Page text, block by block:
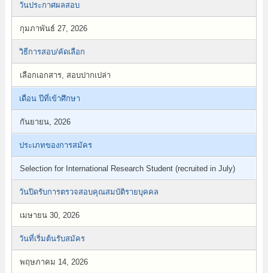
วันประกาศผลสอบ
กุมภาพันธ์ 27, 2026
วิธีการสอบ/คัดเลือก
เลือกเอกสาร, สอบปากเปล่า
เดือน ปีที่เข้าศึกษา
กันยายน, 2026
ประเภทของการสมัคร
Selection for International Research Student (recruited in July)
วันปิดรับการตรวจสอบคุณสมบัติรายบุคคล
เมษายน 30, 2026
วันที่เริ่มต้นรับสมัคร
พฤษภาคม 14, 2026